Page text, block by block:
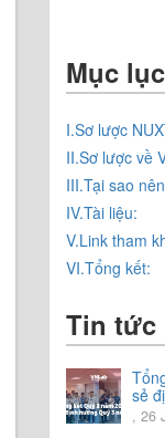
Mục lục
I.Sơ lược
II.Sơ lược về
III.Tại sao
IV.Tài liệu:
V.Link tham
VI.Tổng kết:
Tin tức
sẻ
, 26